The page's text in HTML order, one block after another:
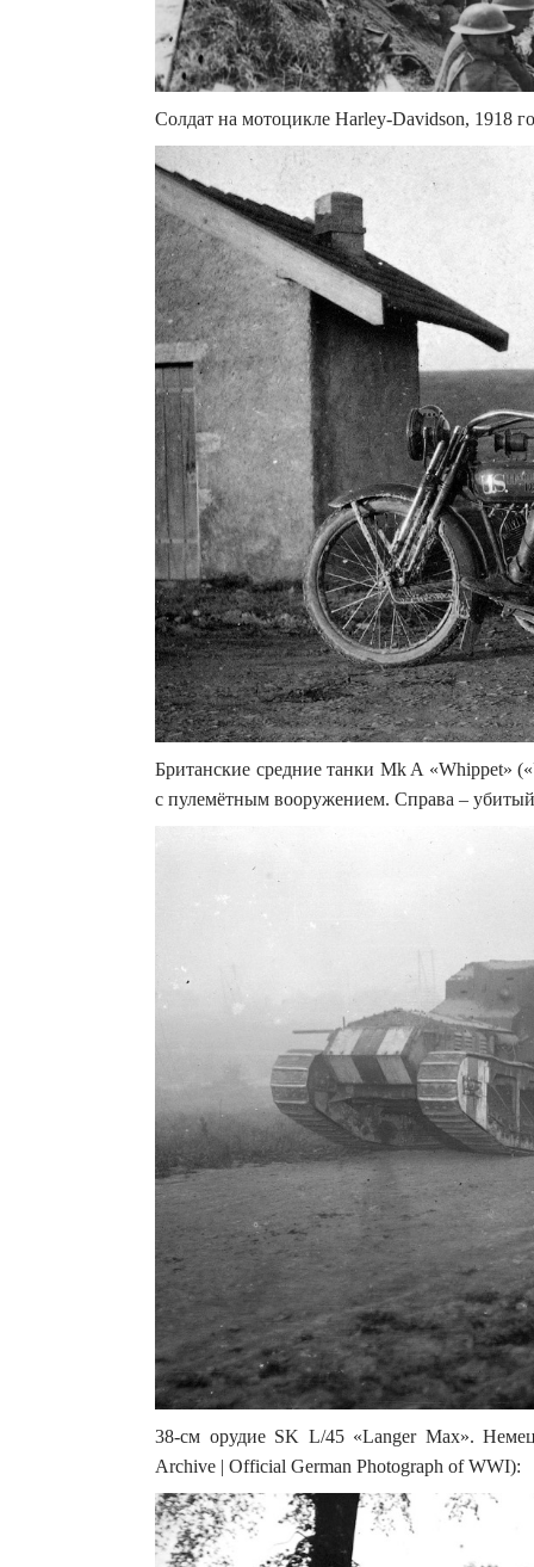
Солдат на мотоцикле Harley-Davidson, 1918
Британские средние танки Mk A «Whippet»
с пулемётным вооружением. Справа –
38-см орудие SK L/45 «Langer Max».
Archive | Official German Photograph of WWI):